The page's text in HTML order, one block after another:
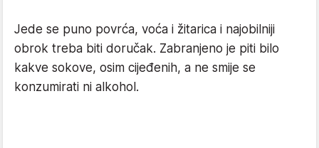
Jede se puno povrća, voća i žitarica i najobilniji
obrok treba biti doručak. Zabranjeno je piti bilo
kakve sokove, osim cijeđenih, a ne smije se
konzumirati ni alkohol.